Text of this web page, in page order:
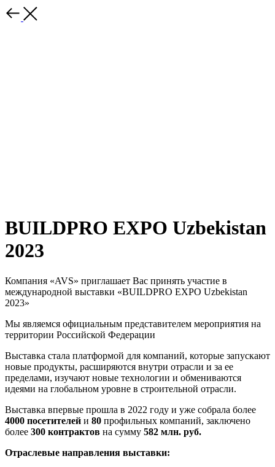
BUILDPRO EXPO Uzbekistan
2023
Компания «AVS» приглашает Вас принять участие в
международной выставки «BUILDPRO EXPO Uzbekistan
2023»
Мы являемся официальным представителем мероприятия на
территории Российской Федерации
Выставка стала платформой для компаний, которые запускают
новые продукты, расширяются внутри отрасли и за ее
пределами, изучают новые технологии и обмениваются
идеями на глобальном уровне в строительной отрасли.
Выставка впервые прошла в 2022 году и уже собрала более
4000 посетителей и 80 профильных компаний, заключено
более 300 контрактов на сумму 582 млн. руб.
Отраслевые направления выставки: